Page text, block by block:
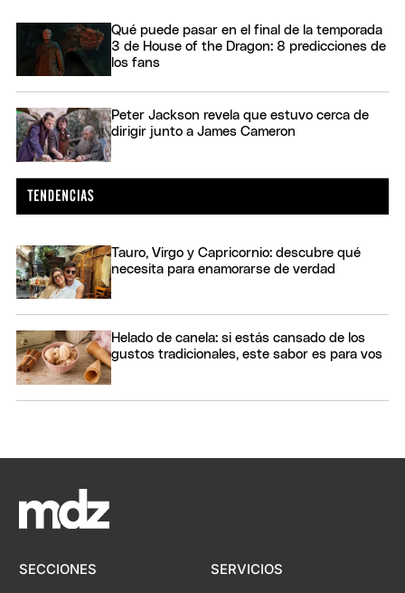
Qué puede pasar en el final de la temporada
3 de House of the Dragon: 8 predicciones de
los fans
Peter Jackson revela que estuvo cerca de
dirigir junto a James Cameron
Tauro, Virgo y Capricornio: descubre qué
necesita para enamorarse de verdad
Helado de canela: si estás cansado de los
gustos tradicionales, este sabor es para vos
SECCIONES SERVICIOS